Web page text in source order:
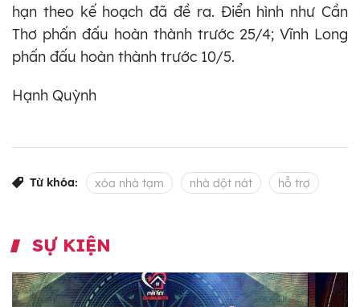
hạn theo kế hoạch đã đề ra. Điển hình như Cần
Thơ phấn đấu hoàn thành trước 25/4; Vĩnh Long
phấn đấu hoàn thành trước 10/5.
Hạnh Quỳnh
Từ khóa: xóa nhà tạm nhà dột nát hỗ trợ
SỰ KIỆN